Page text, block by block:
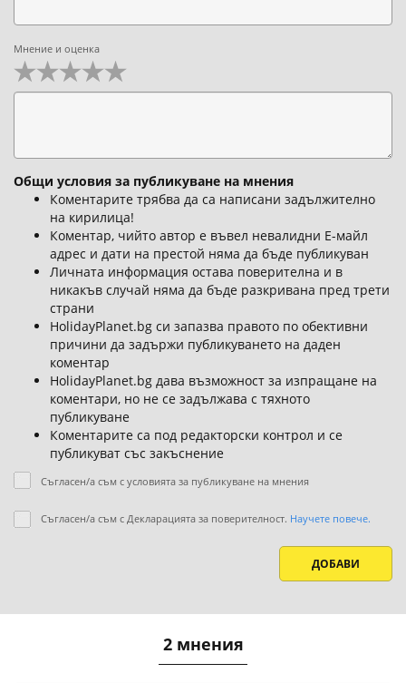
Мнение и оценка
Общи условия за публикуване на мнения
Коментарите трябва да са написани задължително
на кирилица!
Коментар, чийто автор е въвел невалидни Е-майл
адрес и дати на престой няма да бъде публикуван
Личната информация остава поверителна и в
никакъв случай няма да бъде разкривана пред трети
страни
HolidayPlanet.bg си запазва правото по обективни
причини да задържи публикуването на даден
коментар
HolidayPlanet.bg дава възможност за изпращане на
коментари, но не се задължава с тяхното
публикуване
Коментарите са под редакторски контрол и се
публикуват със закъснение
Съгласен/а съм с условията за публикуване на мнения
Съгласен/а съм с Декларацията за поверителност. Научете повече.
ДОБАВИ
2 мнения